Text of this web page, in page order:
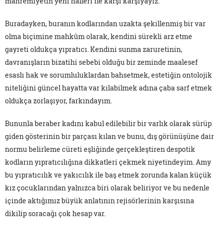
Buradayken, buranın kodlarından uzakta şekillenmiş bir var
olma biçimine mahkûm olarak, kendini sürekli arz etme
gayreti oldukça yıpratıcı. Kendini sunma zaruretinin,
davranışların bizatihi sebebi olduğu bir zeminde maalesef
esaslı hak ve sorumluluklardan bahsetmek, estetiğin ontolojik
niteliğini güncel hayatta var kılabilmek adına çaba sarf etmek
oldukça zorlaşıyor, farkındayım.
Bununla beraber kadını kabul edilebilir bir varlık olarak sürüp
giden gösterinin bir parçası kılan ve bunu, dış görünüşüne dair
normu belirleme cüreti eşliğinde gerçekleştiren despotik
kodların yıpratıcılığına dikkatleri çekmek niyetindeyim. Amy
bu yıpratıcılık ve yakıcılık ile baş etmek zorunda kalan küçük
kız çocuklarından yalnızca biri olarak beliriyor ve bu nedenle
içinde aktığımız büyük anlatının rejisörlerinin karşısına
dikilip soracağı çok hesap var.